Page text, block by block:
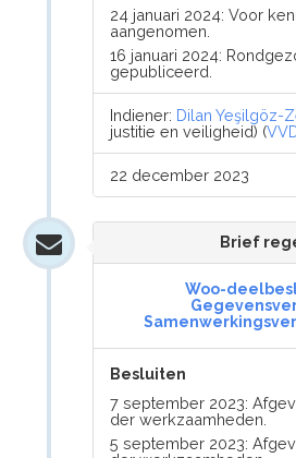
24 januari 2024: Voor
aangenomen.
16 januari 2024:
gepubliceerd.
Indiener: Dilan Yeşilgöz-
justitie en veiligheid) (
22 december 2023
Brief
Woo-
Besluiten
7 september 2023:
der werkzaamheden.
5 september 2023: